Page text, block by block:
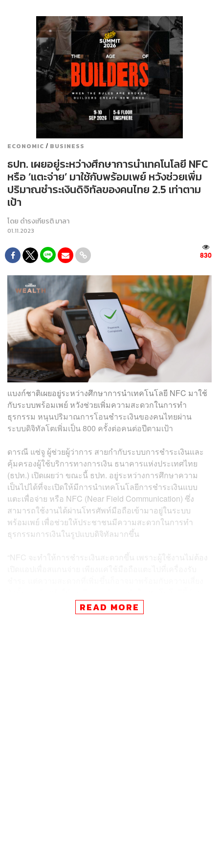
ECONOMIC / BUSINESS
ธปท. เผยอยู่ระหว่างศึกษาการนำเทคโนโลยี NFC
หรือ ‘แตะจ่าย’ มาใช้กับพร้อมเพย์ หวังช่วยเพิ่ม
ปริมาณชำระเงินดิจิทัลของคนไทย 2.5 เท่าตาม
เป้า
โดย ดำรงเกียรติ มาลา
01.11.2023
830
แบงก์ชาติเผยอยู่ระหว่างศึกษาการนำเทคโนโลยี NFC มาใช้
กับระบบพร้อมเพย์ หวังช่วยเพิ่มความสะดวกในการทำ
ธุรกรรม หนุนปริมาณการโอนชำระเงินของคนไทยผ่าน
ระบบดิจิทัลโตเพิ่มเป็น 800 ครั้งต่อคนต่อปีตามเป้า
ดารณี แซ่จู ผู้ช่วยผู้ว่าการ สายกำกับระบบการชำระเงินและ
คุ้มครองผู้ใช้บริการทางการเงิน ธนาคารแห่งประเทศไทย
(ธปท.) เปิดเผยว่า ขณะนี้ ธปท. อยู่ระหว่างการศึกษาความ
เป็นไปได้ที่จะเปิดให้มีการนำเทคโนโลยีการชำระเงินแบบ
แตะเพื่อจ่าย หรือ NFC (Near Field Communication) ซึ่ง
สามารถใช้งานได้ผ่านโทรศัพท์มือถือเข้ามาอยู่ในระบบ
พร้อมเพย์ เพื่อช่วยให้ประชาชนมีความสะดวกในการทำ
ธุรกรรมการเงินในรูปแบบดิจิทัลมากขึ้น
“NFC จะทำให้การชำระเงินสะดวกขึ้น เพราะผู้ใช้งานไม่ต้อง
เช่นกัน ซึ่งขณะนี้ ธปท. อยู่ระหว่างศึกษาความเหมาะสมของ
รูปแบบที่จะนำมาใช้ เช่น ร้านค้าขนาดเล็กอาจยังไม่จำเป็น
READ MORE